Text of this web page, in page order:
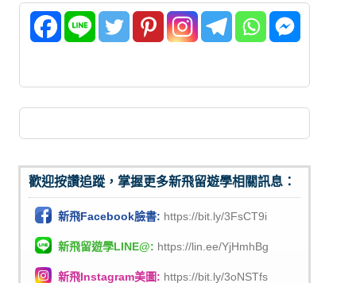
歡迎按讚追蹤，掌握更多新飛留遊學相關訊息：
新飛Facebook臉書: https://bit.ly/3FsCT9i
新飛留遊學LINE@: https://lin.ee/YjHmhBg
新飛Instagram美圖: https://bit.ly/3oNSTfs